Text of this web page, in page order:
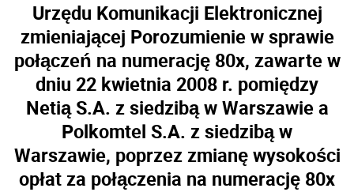
Urzędu Komunikacji Elektronicznej
zmieniającej Porozumienie w sprawie
połączeń na numerację 80x, zawarte w
dniu 22 kwietnia 2008 r. pomiędzy
Netią S.A. z siedzibą w Warszawie a
Polkomtel S.A. z siedzibą w
Warszawie, poprzez zmianę wysokości
opłat za połączenia na numerację 80x